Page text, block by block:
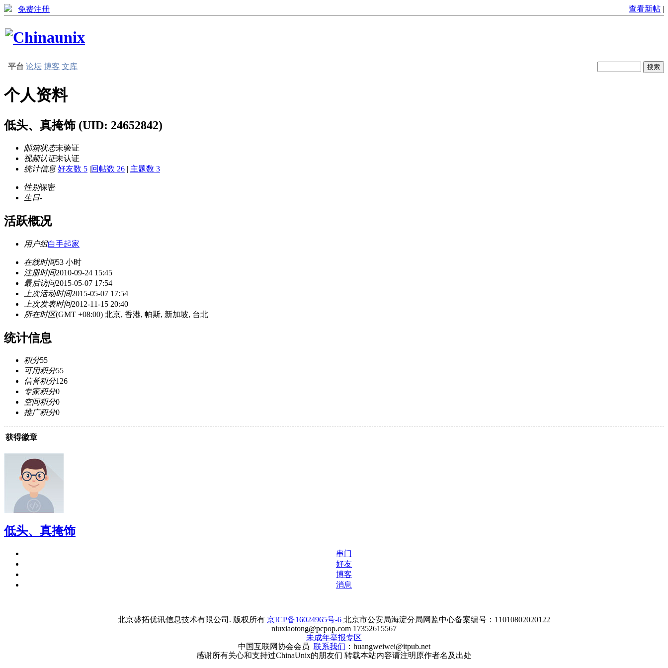
免费注册 查看新帖 |
平台 论坛 博客 文库
个人资料
低头、真掩饰 (UID: 24652842)
邮箱状态未验证
视频认证未认证
统计信息 好友数 5 |回帖数 26 | 主题数 3
性别保密
生日-
活跃概况
用户组白手起家
在线时间53 小时
注册时间2010-09-24 15:45
最后访问2015-05-07 17:54
上次活动时间2015-05-07 17:54
上次发表时间2012-11-15 20:40
所在时区(GMT +08:00) 北京, 香港, 帕斯, 新加坡, 台北
统计信息
积分55
可用积分55
信誉积分126
专家积分0
空间积分0
推广积分0
获得徽章
低头、真掩饰
串门
好友
博客
消息
北京盛拓优讯信息技术有限公司. 版权所有 京ICP备16024965号-6 北京市公安局海淀分局网监中心备案编号：11010802020122
niuxiaotong@pcpop.com 17352615567
未成年举报专区
中国互联网协会会员 联系我们 ：huangweiwei@itpub.net
感谢所有关心和支持过ChinaUnix的朋友们 转载本站内容请注明原作者名及出处